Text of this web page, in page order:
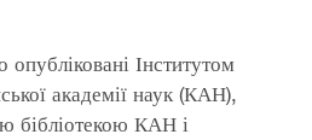
опубліковані Інститутом
академії наук (КАН),
бібліотекою КАН і